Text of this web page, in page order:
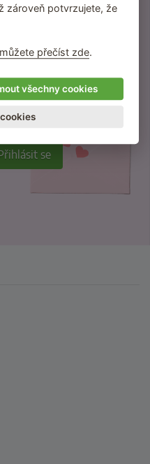
sex.
zároveň potvrzujete, že
přečíst zde.
všechny cookies